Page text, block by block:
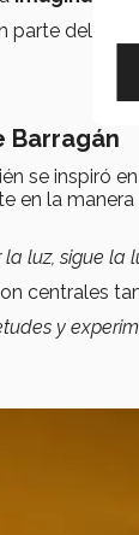
parte del
Barragán
se inspiró
en la
luz, sigue la
centrales
y